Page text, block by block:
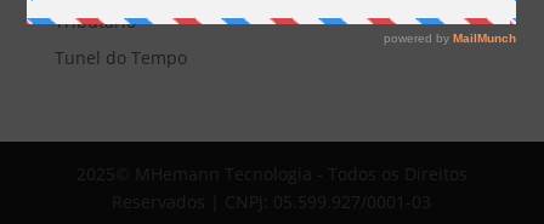
Tributário
Tunel do Tempo